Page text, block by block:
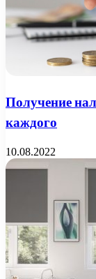
Получение
каждого
10.08.2022